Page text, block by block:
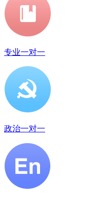
专业一对一
政治一对一